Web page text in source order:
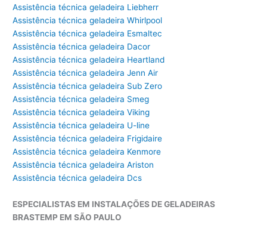
Assistência técnica geladeira Liebherr
Assistência técnica geladeira Whirlpool
Assistência técnica geladeira Esmaltec
Assistência técnica geladeira Dacor
Assistência técnica geladeira Heartland
Assistência técnica geladeira Jenn Air
Assistência técnica geladeira Sub Zero
Assistência técnica geladeira Smeg
Assistência técnica geladeira Viking
Assistência técnica geladeira U-line
Assistência técnica geladeira Frigidaire
Assistência técnica geladeira Kenmore
Assistência técnica geladeira Ariston
Assistência técnica geladeira Dcs
ESPECIALISTAS EM INSTALAÇÕES DE GELADEIRAS
BRASTEMP EM SÃO PAULO